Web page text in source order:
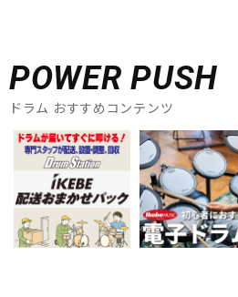
POWER PUSH
ドラム おすすめコンテンツ